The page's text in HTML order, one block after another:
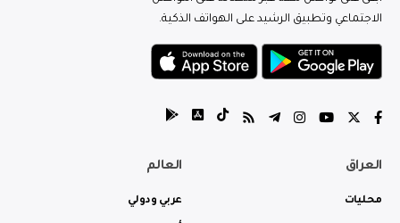
الاجتماعي وتطبيق الرشيد على الهواتف الذكية.
العراق
محليات
العالم
عربي ودولي